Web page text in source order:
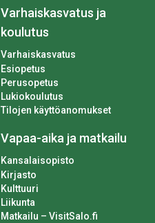
Varhaiskasvatus ja
koulutus
Varhaiskasvatus
Esiopetus
Perusopetus
Lukiokoulutus
Tilojen käyttöanomukset
Vapaa-aika ja matkailu
Kansalaisopisto
Kirjasto
Kulttuuri
Liikunta
Matkailu – VisitSalo.fi